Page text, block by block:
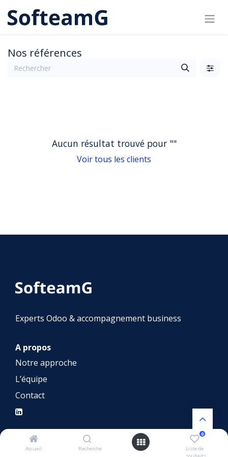
Accueil Recherche
0
Liste de
Nos références
Aucun résultat trouvé pour ""
Voir tous les clients
A propos
Notre approche
L’équipe
Contact
Nos services
Experts Odoo & accompagnement business